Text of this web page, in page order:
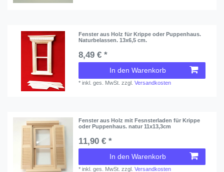
Fenster aus Holz für Krippe oder Puppenhaus.
Naturbelassen. 13x6,5 cm.
8,49 € *
In den Warenkorb
*inkl. ges. MwSt. zzgl.Versandkosten
Fenster aus Holz mit Fesnsterladen für Krippe
oder Puppenhaus. natur 11x13,3cm
11,90 € *
In den Warenkorb
*inkl. ges. MwSt. zzgl.Versandkosten